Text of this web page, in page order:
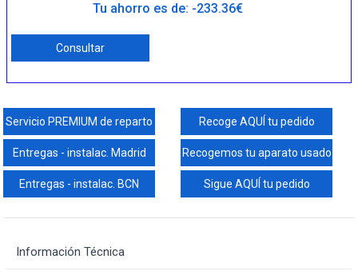
Tu ahorro es de: -233.36€
Consultar
Servicio PREMIUM de reparto Recoge AQUÍ tu pedido
Entregas - instalac. Madrid Recogemos tu aparato usado
Entregas - instalac. BCN Sigue AQUÍ tu pedido
Información Técnica